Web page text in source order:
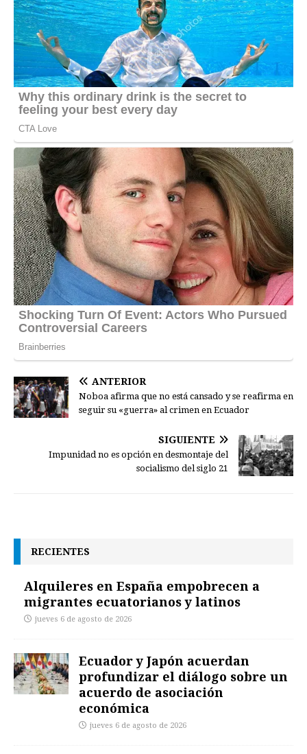
ANTERIOR
Noboa afirma que no está cansado y se reafirma en
seguir su «guerra» al crimen en Ecuador
SIGUIENTE
Impunidad no es opción en desmontaje del
socialismo del siglo 21
RECIENTES
Alquileres en España empobrecen a
migrantes ecuatorianos y latinos
jueves 6 de agosto de 2026
Ecuador y Japón acuerdan
profundizar el diálogo sobre un
acuerdo de asociación
económica
jueves 6 de agosto de 2026